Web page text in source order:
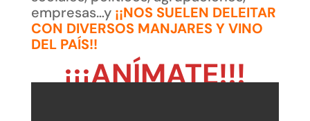
empresas…y ¡¡NOS SUELEN DELEITAR
CON DIVERSOS MANJARES Y VINO
DEL PAÍS!!
¡¡¡ANÍMATE!!!